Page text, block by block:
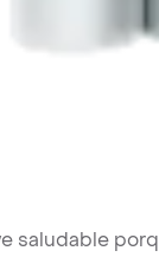
saludable